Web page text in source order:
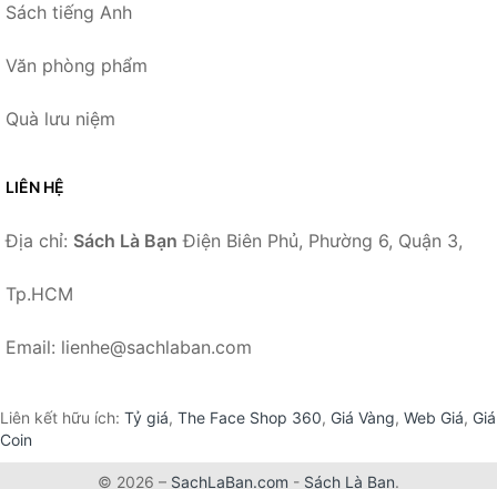
Sách tiếng Anh
Văn phòng phẩm
Quà lưu niệm
LIÊN HỆ
Địa chỉ: Sách Là Bạn Điện Biên Phủ, Phường 6, Quận 3,
Tp.HCM
Email: lienhe@sachlaban.com
Liên kết hữu ích: Tỷ giá, The Face Shop 360, Giá Vàng, Web Giá, Giá
Coin
© 2026 – SachLaBan.com - Sách Là Bạn.